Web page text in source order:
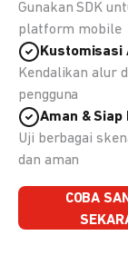
Gunakan SDK
platform mobile
Kustomisasi
Kendalikan alur
pengguna
Aman & Siap
Uji berbagai
dan aman
COBA